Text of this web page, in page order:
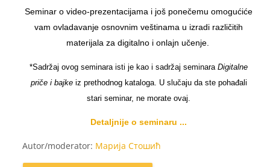
Seminar o video-prezentacijama i još ponečemu omogućiće
vam ovladavanje osnovnim veštinama u izradi različitih
materijala za digitalno i onlajn učenje.
*Sadržaj ovog seminara isti je kao i sadržaj seminaraDigitalne
priče i bajkeiz prethodnog kataloga. U slučaju da ste pohađali
stari seminar, ne morate ovaj.
Detaljnije o seminaru ...
Autor/moderator: Марија Стошић